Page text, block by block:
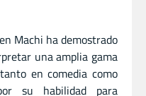
Machi ha demostrado
una amplia gama
en comedia como
su habilidad para